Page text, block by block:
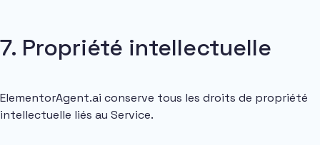
7. Propriété intellectuelle
ElementorAgent.ai conserve tous les droits de propriété
intellectuelle liés au Service.